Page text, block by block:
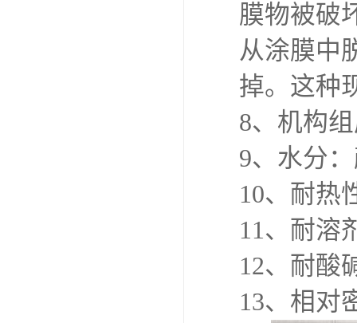
膜物被破
从涂膜中
掉。这种
8、机构
9、水分
10、耐热
11、耐溶
12、耐酸
13、相对